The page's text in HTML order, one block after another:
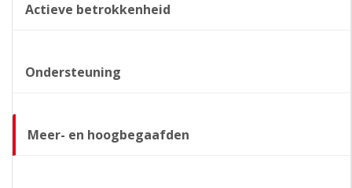
Actieve betrokkenheid
Ondersteuning
Meer- en hoogbegaafden